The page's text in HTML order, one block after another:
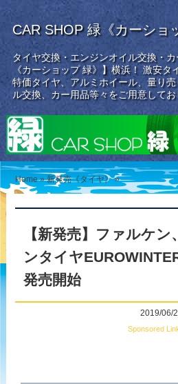
CAR SHOP 緑《カーショ
タイヤ交換・エンジンオイル交換・
《カーショップ 緑》】横浜！ 激安
特価タイヤ、アルミホイール、量り
ル交換、カー用品等々をご用意してお
Home »新発売《タイヤ》 »
【新発売】ファルケ
ンタイヤ
発売開始
2019/06/
Sponsored